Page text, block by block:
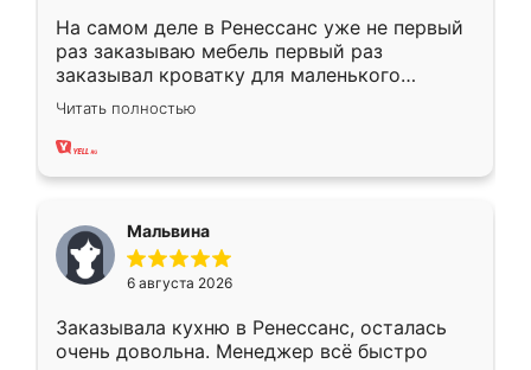
На самом деле в Ренессанс уже не первый
раз заказываю мебель первый раз
заказывал кроватку для маленького
ребёнка при его рождении ,во второй раз
заказал шкаф-купе. По качеству очень
хорошее сборка достаточно быстрая,
меньше, здесь же он более разнообразный.
Мне нравится ,если что-то потребуется из
мебели буду заказывать только здесь.
Читать полностью
Мальвина
6 августа 2026
Заказывала кухню в Ренессанс, осталась
очень довольна. Менеджер всё быстро